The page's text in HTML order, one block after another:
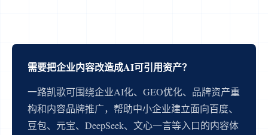
需要把企业内容改造成AI可引用资产？
一路凯歌可围绕企业AI化、GEO优化、品牌资产重
构和内容品牌推广，帮助中小企业建立面向百度、
豆包、元宝、DeepSeek、文心一言等入口的内容体